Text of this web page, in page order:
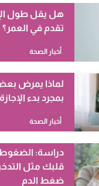
هل يقل طول
تقدم في العمر؟
أخبار الصحة
لماذا يمرض
بمجرد بدء
أخبار الصحة
دراسة: الضغوط
قلبك مثل
ضغط الدم